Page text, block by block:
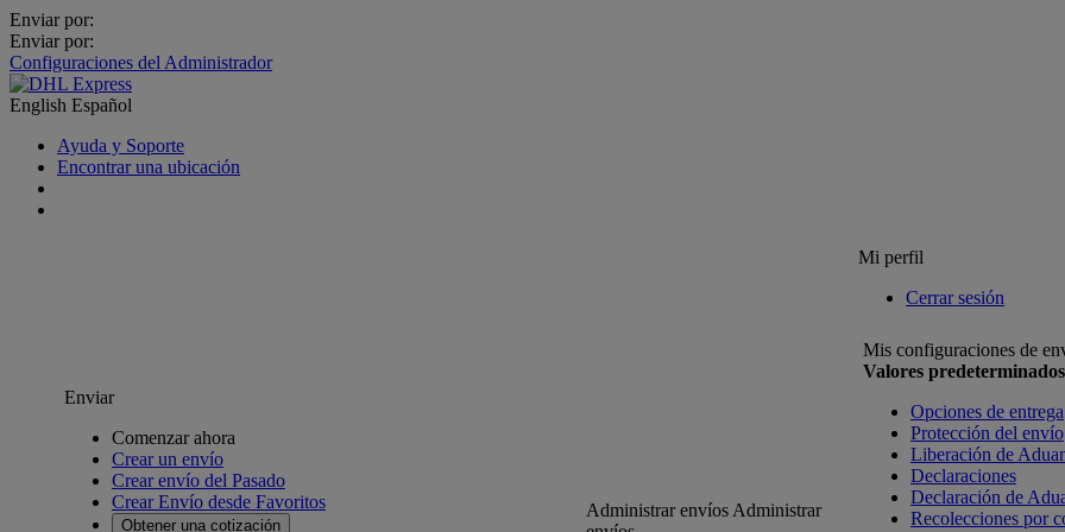
Enviar por:
Enviar por:
Configuraciones del Administrador
English Español
Ayuda y Soporte
Encontrar una ubicación
Mi perfil
Cerrar sesión
Enviar
Comenzar ahora
Crear un envío
Crear envío del Pasado
Crear Envío desde Favoritos
Obtener una cotización
Administrar envíos Administrar
Mis configuraciones de
Valores
Opciones de entrega
Protección del envío
Liberación de
Declaraciones
Declaración de
Recolecciones por